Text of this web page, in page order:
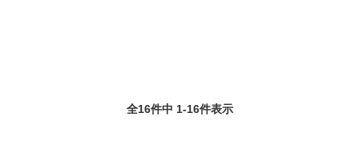
全16件中 1-16件表示